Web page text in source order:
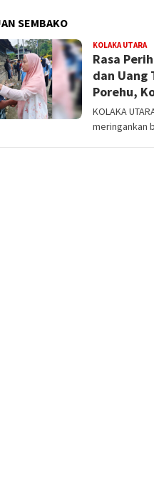
SEMBAKO
KOLAKA UTARA
Rasa
dan Uang
Porehu,
KOLAKA
meringankan